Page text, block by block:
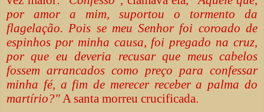
por amor a mim, suportou o tormento da
flagelação. Pois se meu Senhor foi coroado de
espinhos por minha causa, foi pregado na cruz,
por que eu deveria recusar que meus cabelos
fossem arrancados como preço para confessar
minha fé, a fim de merecer receber a palma do
martírio?"A santa morreu crucificada.